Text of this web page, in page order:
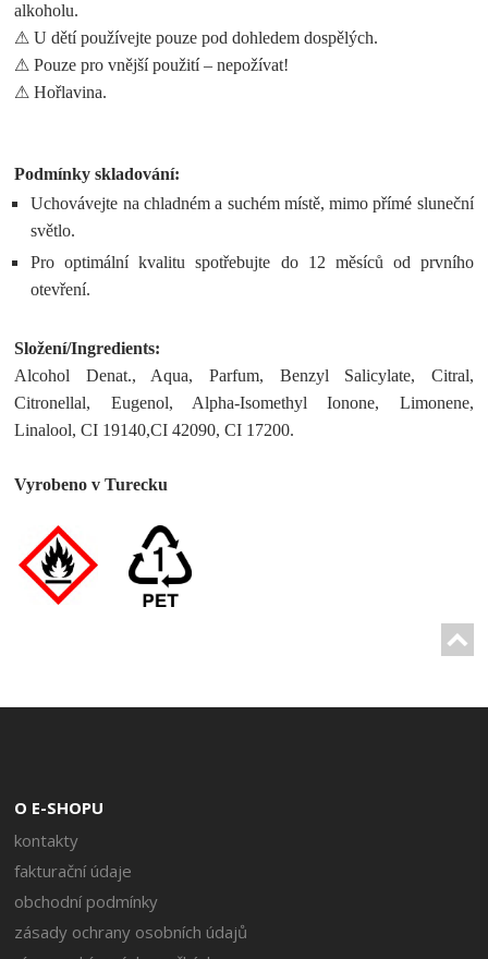
alkoholu.
⚠ U dětí používejte pouze pod dohledem dospělých.
⚠ Pouze pro vnější použití – nepožívat!
⚠ Hořlavina.
Podmínky skladování:
Uchovávejte na chladném a suchém místě, mimo přímé sluneční
světlo.
Pro optimální kvalitu spotřebujte do 12 měsíců od prvního
otevření.
Složení/Ingredients:
Alcohol Denat., Aqua, Parfum, Benzyl Salicylate, Citral,
Citronellal, Eugenol, Alpha-Isomethyl Ionone, Limonene,
Linalool, CI 19140,CI 42090, CI 17200.
Vyrobeno v Turecku
O E-SHOPU
kontakty
fakturační údaje
obchodní podmínky
zásady ochrany osobních údajů